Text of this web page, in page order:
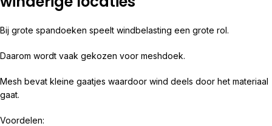
Bij grote spandoeken speelt windbelasting een grote rol.
Daarom wordt vaak gekozen voor meshdoek.
Mesh bevat kleine gaatjes waardoor wind deels door het materiaal
gaat.
Voordelen: